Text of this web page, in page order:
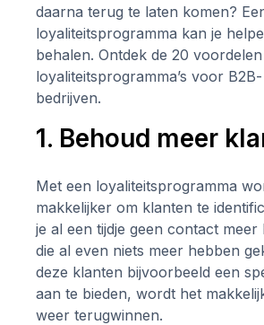
daarna terug te laten komen?
loyaliteitsprogramma kan je
behalen. Ontdek de 20
loyaliteitsprogramma’s voor
bedrijven.
1. Behoud meer
Met een loyaliteitsprogramma
makkelijker om klanten te
je al een tijdje geen contact
die al even niets meer hebben
deze klanten bijvoorbeeld een
aan te bieden, wordt het
weer terugwinnen.